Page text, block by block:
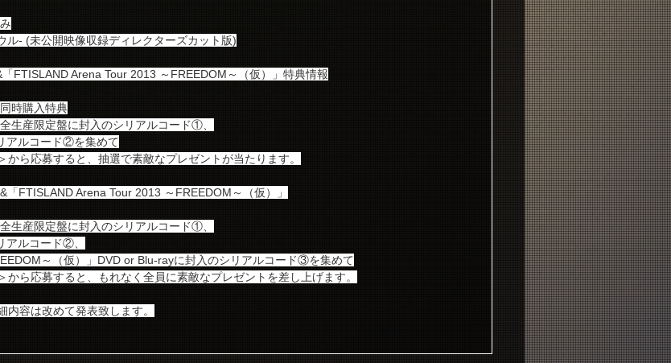
ル- (未公開映像収録ディレクターズカット版)
FTISLAND Arena Tour 2013 ～FREEDOM～（仮）」特典情報
時購入特典
生産限定盤に封入のシリアルコード①、
アルコード②を集めて
ら応募すると、抽選で素敵なプレゼントが当たります。
FTISLAND Arena Tour 2013 ～FREEDOM～（仮）」
生産限定盤に封入のシリアルコード①、
アルコード②、
～（仮）」DVD or Blu-rayに封入のシリアルコード③を集めて
ら応募すると、もれなく全員に素敵なプレゼントを差し上げます。
容は改めて発表致します。